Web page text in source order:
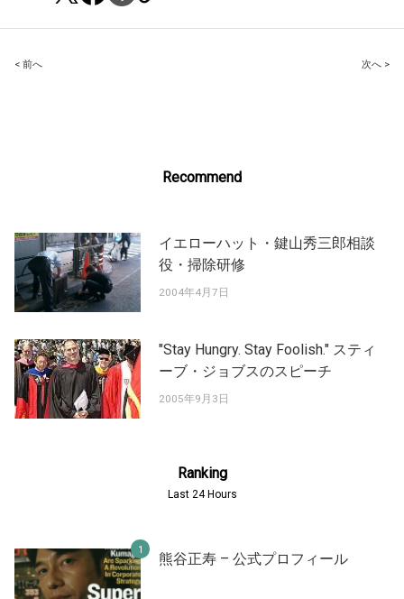
Post
< 前へ 次へ >
Recommend
イエローハット・鍵山秀三郎相談
役・掃除研修
2004年4月7日
"Stay Hungry. Stay Foolish." スティ
ーブ・ジョブスのスピーチ
2005年9月3日
Ranking
Last 24 Hours
熊谷正寿 – 公式プロフィール